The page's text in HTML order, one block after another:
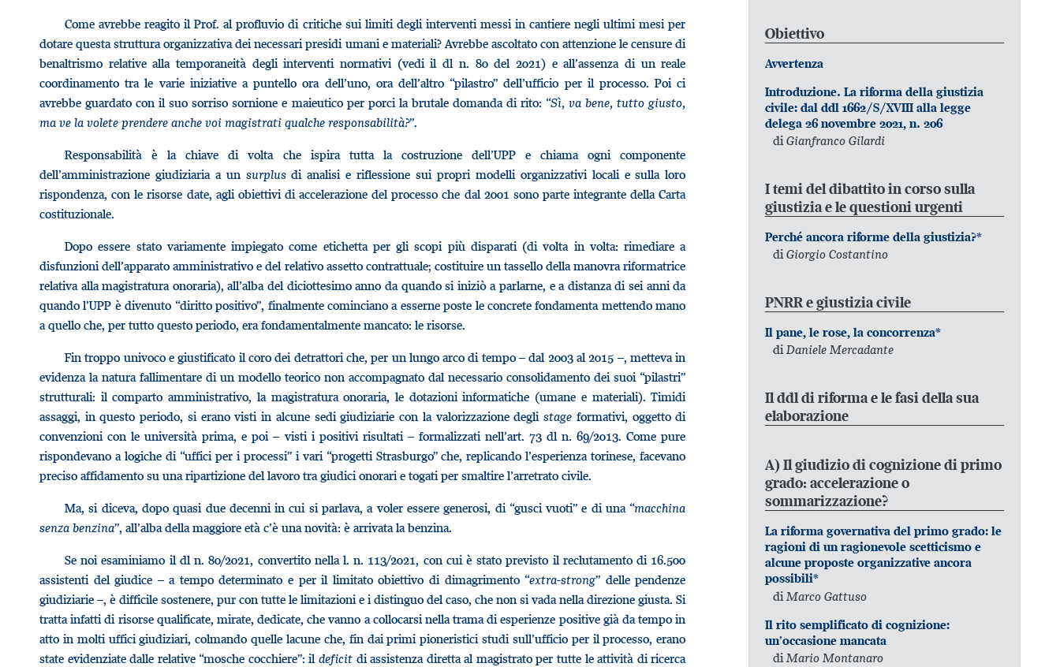
Come avrebbe reagito il Prof. al profluvio di critiche sui limiti degli interventi messi in cantiere negli ultimi mesi per
dotare questa struttura organizzativa dei necessari presidi umani e materiali? Avrebbe ascoltato con attenzione le censure di
benaltrismo relative alla temporaneità degli interventi normativi (vedi il dl n. 80 del 2021) e all’assenza di un reale
coordinamento tra le varie iniziative a puntello ora dell’uno, ora dell’altro “pilastro” dell’ufficio per il processo. Poi ci
avrebbe guardato con il suo sorriso sornione e maieutico per porci la brutale domanda di rito: “Sì, va bene, tutto giusto,
ma ve la volete prendere anche voi magistrati qualche responsabilità?”.
Responsabilità è la chiave di volta che ispira tutta la costruzione dell’UPP e chiama ogni componente
dell’amministrazione giudiziaria a un surplusdi analisi e riflessione sui propri modelli organizzativi locali e sulla loro
rispondenza, con le risorse date, agli obiettivi di accelerazione del processo che dal 2001 sono parte integrante della Carta
costituzionale.
Dopo essere stato variamente impiegato come etichetta per gli scopi più disparati (di volta in volta: rimediare a
disfunzioni dell’apparato amministrativo e del relativo assetto contrattuale; costituire un tassello della manovra riformatrice
relativa alla magistratura onoraria), all’alba del diciottesimo anno da quando si iniziò a parlarne, e a distanza di sei anni da
quando l’UPP è divenuto “diritto positivo”, finalmente cominciano a esserne poste le concrete fondamenta mettendo mano
a quello che, per tutto questo periodo, era fondamentalmente mancato: le risorse.
Fin troppo univoco e giustificato il coro dei detrattori che, per un lungo arco di tempo – dal 2003 al 2015 –, metteva in
evidenza la natura fallimentare di un modello teorico non accompagnato dal necessario consolidamento dei suoi “pilastri”
strutturali: il comparto amministrativo, la magistratura onoraria, le dotazioni informatiche (umane e materiali). Timidi
assaggi, in questo periodo, si erano visti in alcune sedi giudiziarie con la valorizzazione deglistage formativi, oggetto di
convenzioni con le università prima, e poi – visti i positivi risultati – formalizzati nell’art. 73 dl n. 69/2013. Come pure
rispondevano a logiche di “uffici per i processi” i vari “progetti Strasburgo” che, replicando l’esperienza torinese, facevano
preciso affidamento su una ripartizione del lavoro tra giudici onorari e togati per smaltire l’arretrato civile.
Ma, si diceva, dopo quasi due decenni in cui si parlava, a voler essere generosi, di “gusci vuoti” e di una “macchina
senza benzina”, all’alba della maggiore età c’è una novità: è arrivata la benzina.
Se noi esaminiamo il dl n. 80/2021, convertito nella l. n. 113/2021, con cui è stato previsto il reclutamento di 16.500
assistenti del giudice – a tempo determinato e per il limitato obiettivo di dimagrimento “extra-strong” delle pendenze
giudiziarie –, è difficile sostenere, pur con tutte le limitazioni e i distinguo del caso, che non si vada nella direzione giusta. Si
tratta infatti di risorse qualificate, mirate, dedicate, che vanno a collocarsi nella trama di esperienze positive già da tempo in
atto in molti uffici giudiziari, colmando quelle lacune che, fin dai primi pioneristici studi sull’ufficio per il processo, erano
state evidenziate dalle relative “mosche cocchiere”: ildeficit di assistenza diretta al magistrato per tutte le attività di ricerca
Obiettivo
Avvertenza
Introduzione. La riforma della giustizia
civile: dal ddl 1662/S/XVIII alla legge
delega 26 novembre 2021, n. 206
diGianfranco Gilardi
I temi del dibattito in corso sulla
giustizia e le questioni urgenti
Perché ancora riforme della giustizia?*
diGiorgio Costantino
PNRR e giustizia civile
Il pane, le rose, la concorrenza*
diDaniele Mercadante
Il ddl di riforma e le fasi della sua
elaborazione
A) Il giudizio di cognizione di primo
grado: accelerazione o
sommarizzazione?
La riforma governativa del primo grado: le
ragioni di un ragionevole scetticismo e
alcune proposte organizzative ancora
possibili*
di Marco Gattuso
Il rito semplificato di cognizione:
un’occasione mancata
diMario Montanaro